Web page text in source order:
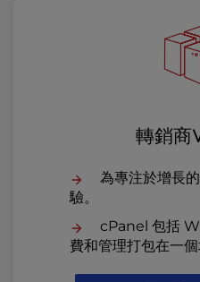
轉銷商
為專注於增長
驗。
cPanel 包括
費和管理打包在一